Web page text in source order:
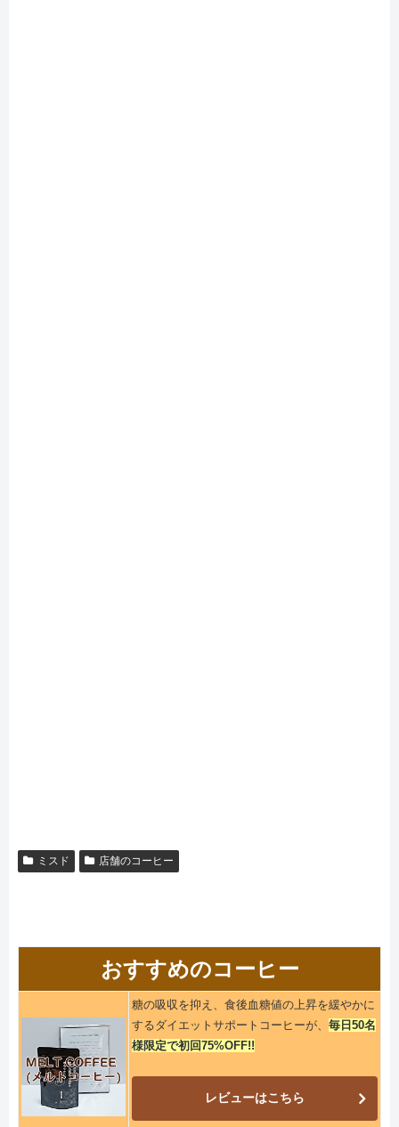
ミスド 店舗のコーヒー
おすすめのコーヒー
糖の吸収を抑え、食後血糖値の上昇を緩やかに
するダイエットサポートコーヒーが、 毎日50名
様限定で初回75%OFF!!
レビューはこちら